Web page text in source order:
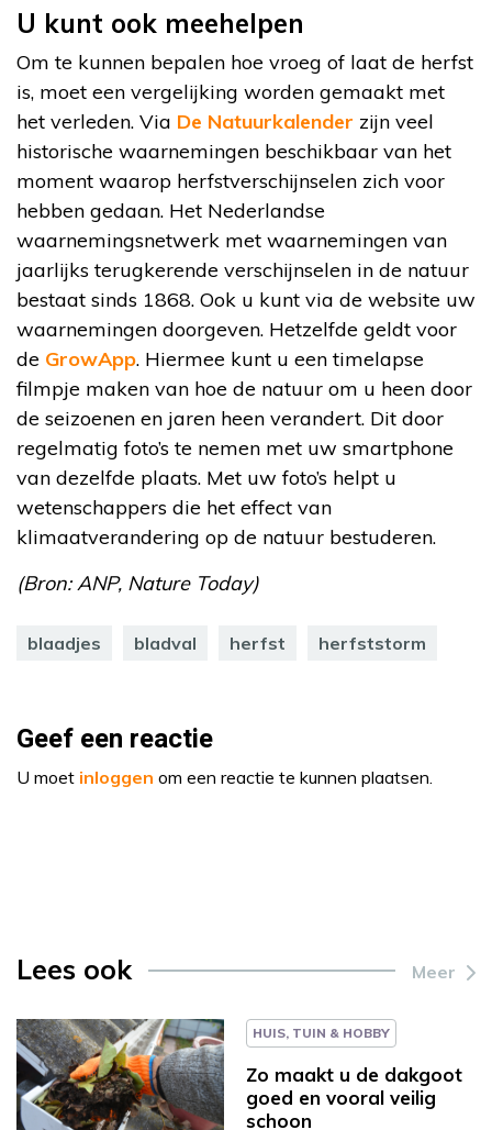
U kunt ook meehelpen
Om te kunnen bepalen hoe vroeg of laat de herfst
is, moet een vergelijking worden gemaakt met
het verleden. Via De Natuurkalender zijn veel
historische waarnemingen beschikbaar van het
moment waarop herfstverschijnselen zich voor
hebben gedaan. Het Nederlandse
waarnemingsnetwerk met waarnemingen van
jaarlijks terugkerende verschijnselen in de natuur
bestaat sinds 1868. Ook u kunt via de website uw
waarnemingen doorgeven. Hetzelfde geldt voor
de GrowApp. Hiermee kunt u een timelapse
filmpje maken van hoe de natuur om u heen door
de seizoenen en jaren heen verandert. Dit door
regelmatig foto’s te nemen met uw smartphone
van dezelfde plaats. Met uw foto’s helpt u
wetenschappers die het effect van
klimaatverandering op de natuur bestuderen.
(Bron: ANP, Nature Today)
blaadjes bladval herfst herfststorm
Geef een reactie
U moet inloggen om een reactie te kunnen plaatsen.
Lees ook Meer
HUIS, TUIN & HOBBY
Zo maakt u de dakgoot
goed en vooral veilig
schoon